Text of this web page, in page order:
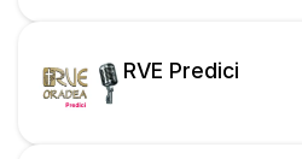
RVE Predici